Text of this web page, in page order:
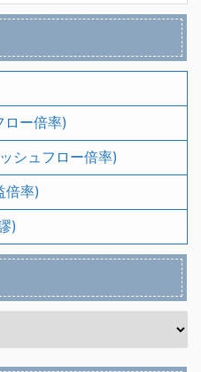
ロー倍率)
シュフロー倍率)
倍率)
)